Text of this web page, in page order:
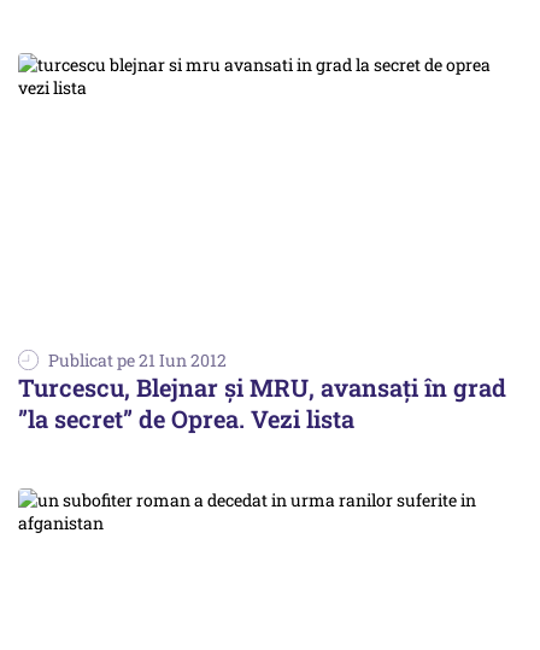
Publicat pe 21 Iun 2012
Turcescu, Blejnar și MRU, avansați în grad
”la secret” de Oprea. Vezi lista